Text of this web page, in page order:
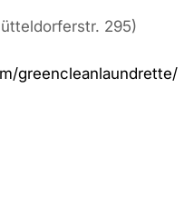
295)
greencleanlaundrette/